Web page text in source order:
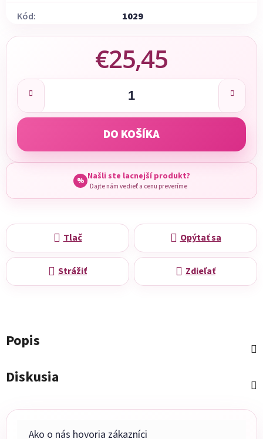
Kód: 1029
€25,45
Jednotková cena:
DO KOŠÍKA
% Našli ste lacnejší produkt?
Dajte nám vedieť a cenu preveríme
Tlač Opýtať sa
Strážiť Zdieľať
Popis
Diskusia